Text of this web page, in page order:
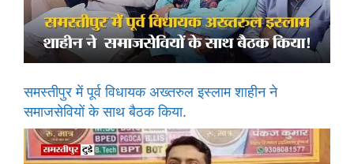
समस्तीपुर में पूर्व विधायक अख्तरुल इस्लाम शाहीन ने
समाजसेवियों के साथ बैठक किया.